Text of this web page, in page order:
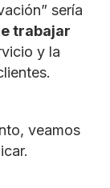
sería
trabajar
y la
veamos